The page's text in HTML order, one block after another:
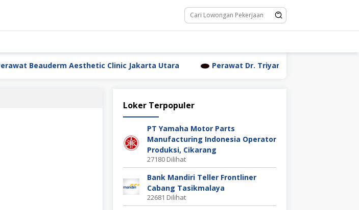
Aesthetic Clinic Jakarta Utara Perawat Dr. Triyanti Sundari Jakarta Utara
Loker Terpopuler
PT Yamaha Motor Parts
Manufacturing Indonesia Operator
Produksi, Cikarang
27180 Dilihat
Bank Mandiri Teller Frontliner
Cabang Tasikmalaya
22681 Dilihat